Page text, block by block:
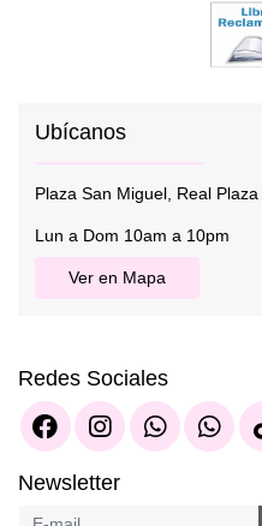
Ubícanos
Plaza San Miguel, Real
Lun a Dom 10am a 10pm
Ver en Mapa
Redes Sociales
Newsletter